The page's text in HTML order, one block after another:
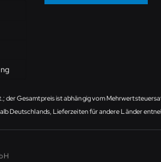
der Gesamtpreis ist abhängig vom
Deutschlands, Lieferzeiten für andere Länder